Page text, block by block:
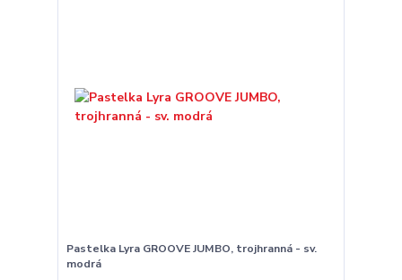
Pastelka Lyra GROOVE JUMBO, trojhranná - sv.
modrá